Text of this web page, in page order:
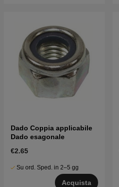
Dado Coppia applicabile
Dado esagonale
€2.65
Su ord. Sped. in 2–5 gg
Acquista